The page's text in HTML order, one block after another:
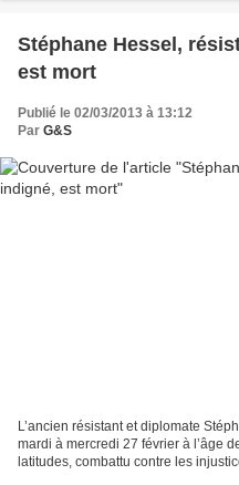
Stéphane Hessel,
est mort
Publié le 02/03/2013 à 13:12
Par G&S
L’ancien résistant et diplomate
mardi à mercredi 27 février à l’âge
latitudes, combattu contre les